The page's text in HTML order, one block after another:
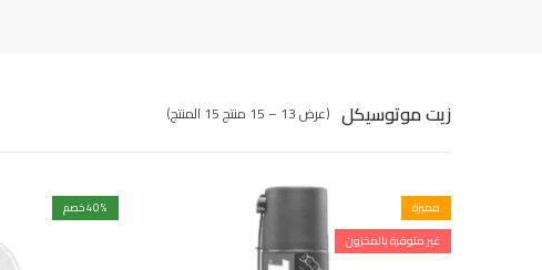
زيت موتوسيكل (عرض 13 – 15 منتج 15 المنتج)
مميزة
غير متوفرة بالمخزون
40% خصم